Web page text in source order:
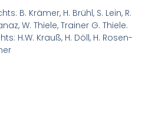
B. Krä­mer, H. Brühl, S. Lein, R.
W. Thie­le, Trai­ner G. Thie­le.
H.W. Krauß, H. Döll, H. Rosen­